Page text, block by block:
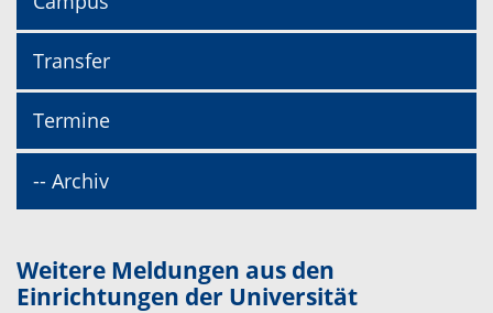
Transfer
Termine
-- Archiv
Weitere Meldungen aus den
Einrichtungen der Universität